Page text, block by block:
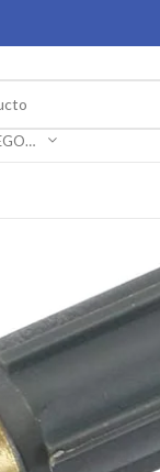
SELECCIONAR CATEGORÍA